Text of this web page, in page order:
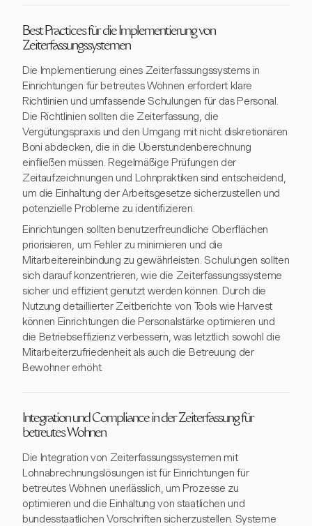
Best Practices für die Implementierung von
Zeiterfassungssystemen
Die Implementierung eines Zeiterfassungssystems in
Einrichtungen für betreutes Wohnen erfordert klare
Richtlinien und umfassende Schulungen für das Personal.
Die Richtlinien sollten die Zeiterfassung, die
Vergütungspraxis und den Umgang mit nicht diskretionären
Boni abdecken, die in die Überstundenberechnung
einfließen müssen. Regelmäßige Prüfungen der
Zeitaufzeichnungen und Lohnpraktiken sind entscheidend,
um die Einhaltung der Arbeitsgesetze sicherzustellen und
potenzielle Probleme zu identifizieren.
Einrichtungen sollten benutzerfreundliche Oberflächen
priorisieren, um Fehler zu minimieren und die
Mitarbeitereinbindung zu gewährleisten. Schulungen sollten
sich darauf konzentrieren, wie die Zeiterfassungssysteme
sicher und effizient genutzt werden können. Durch die
Nutzung detaillierter Zeitberichte von Tools wie Harvest
können Einrichtungen die Personalstärke optimieren und
die Betriebseffizienz verbessern, was letztlich sowohl die
Mitarbeiterzufriedenheit als auch die Betreuung der
Bewohner erhöht.
Integration und Compliance in der Zeiterfassung für
betreutes Wohnen
Die Integration von Zeiterfassungssystemen mit
Lohnabrechnungslösungen ist für Einrichtungen für
betreutes Wohnen unerlässlich, um Prozesse zu
optimieren und die Einhaltung von staatlichen und
bundesstaatlichen Vorschriften sicherzustellen. Systeme